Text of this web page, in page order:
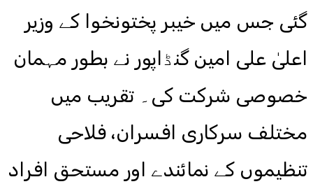
گئی جس میں خیبر پختونخوا کے وزیر
اعلیٰ علی امین گنڈاپور نے بطور مہمان
خصوصی شرکت کی۔ تقریب میں
مختلف سرکاری افسران، فلاحی
تنظیموں کے نمائندے اور مستحق افراد